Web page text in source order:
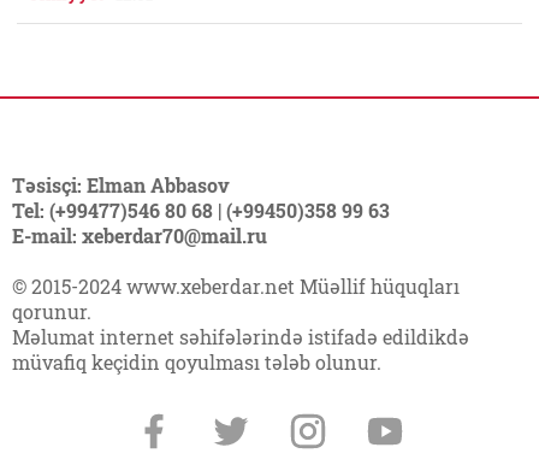
Təsisçi: Elman Abbasov
Tel: (+99477)546 80 68 | (+99450)358 99 63
E-mail: xeberdar70@mail.ru
© 2015-2024 www.xeberdar.net Müəllif hüquqları
qorunur.
Məlumat internet səhifələrində istifadə edildikdə
müvafiq keçidin qoyulması tələb olunur.